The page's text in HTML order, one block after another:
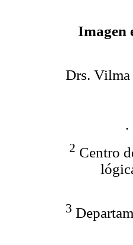
Imagen
Drs.
.
2 Centro
3